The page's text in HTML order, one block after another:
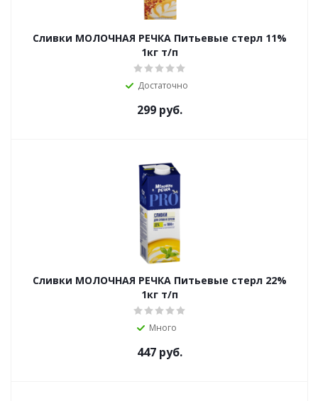
Сливки МОЛОЧНАЯ РЕЧКА Питьевые стерл 11%
1кг т/п
Достаточно
299 руб.
Сливки МОЛОЧНАЯ РЕЧКА Питьевые стерл 22%
1кг т/п
Много
447 руб.